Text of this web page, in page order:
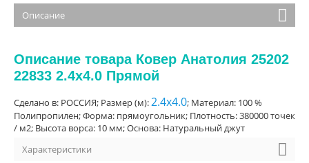
Описание
Описание товара Ковер Анатолия 25202
22833 2.4x4.0 Прямой
Сделано в: РОССИЯ; Размер (м):2.4x4.0; Материал: 100 %
Полипропилен; Форма: прямоугольник; Плотность: 380000 точек
/ м2; Высота ворса: 10 мм; Основа: Натуральный джут
Характеристики